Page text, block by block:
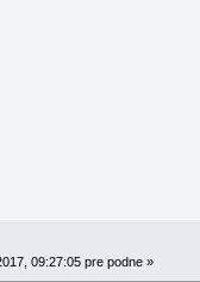
09:27:05 pre podne »